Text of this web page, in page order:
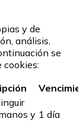
y de
análisis,
se
cookies:
y 1 día